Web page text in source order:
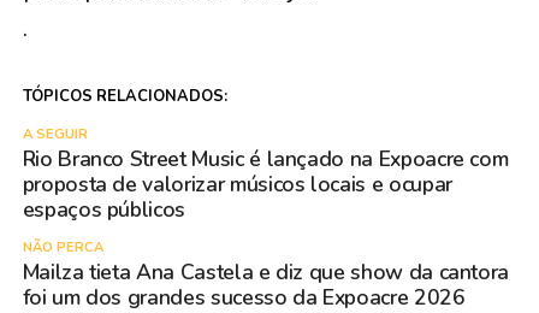
.
TÓPICOS RELACIONADOS:
A SEGUIR
Rio Branco Street Music é lançado na Expoacre com
proposta de valorizar músicos locais e ocupar
espaços públicos
NÃO PERCA
Mailza tieta Ana Castela e diz que show da cantora
foi um dos grandes sucesso da Expoacre 2026